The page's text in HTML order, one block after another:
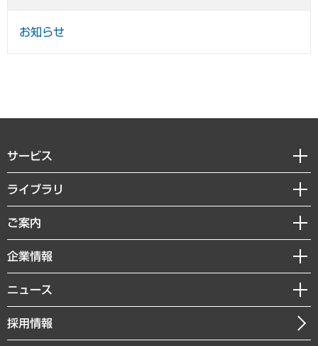
お知らせ
サービス
経営戦略
組織・人事戦略
デジタルイノベーション
共生・ダイバーシティ
GRC（ガバナンス・リスク・コンプライアンス）・防災（政策）
経済・産業・雇用・労働
ライブラリ
経済調査
レポート
コラム
経営用語集
受託・受注実績（官公庁関連）
ご案内
セミナー・イベント情報
MUFGビジネスセミナー
受託案件情報
企業情報
私たちの想い
社長メッセージ
会社概要
ニュース
ニュースリリース
お知らせ
採用情報